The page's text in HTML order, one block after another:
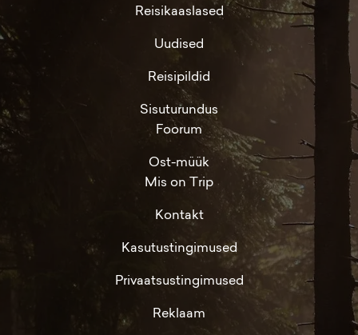
Reisikaaslased
Uudised
Reisipildid
Sisuturundus
Foorum
Ost-müük
Mis on Trip
Kontakt
Kasutustingimused
Privaatsustingimused
Reklaam